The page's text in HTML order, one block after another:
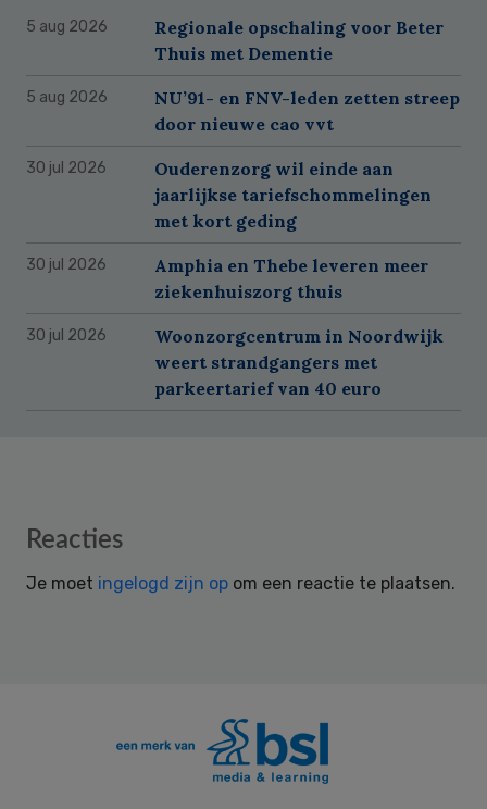
5 aug 2026
Regionale opschaling voor Beter
Thuis met Dementie
5 aug 2026
NU’91- en FNV-leden zetten streep
door nieuwe cao vvt
30 jul 2026
Ouderenzorg wil einde aan
jaarlijkse tariefschommelingen
met kort geding
30 jul 2026
Amphia en Thebe leveren meer
ziekenhuiszorg thuis
30 jul 2026
Woonzorgcentrum in Noordwijk
weert strandgangers met
parkeertarief van 40 euro
Reader
Reacties
Je moet ingelogd zijn op om een reactie te plaatsen.